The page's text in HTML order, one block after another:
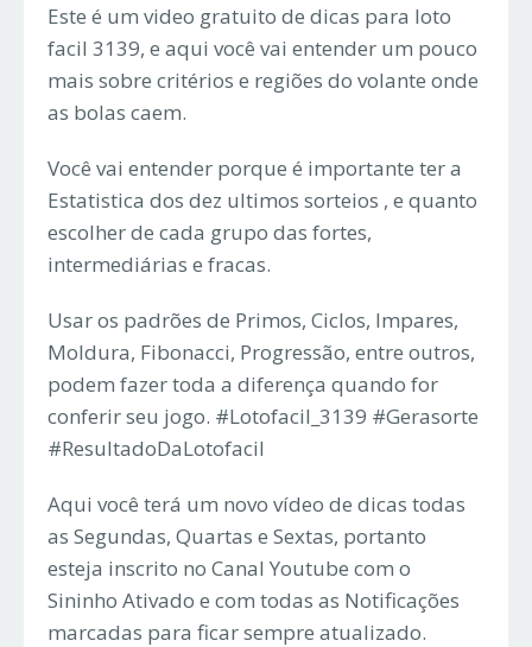
Este é um video gratuito de dicas para loto
facil 3139, e aqui você vai entender um pouco
mais sobre critérios e regiões do volante onde
as bolas caem.
Você vai entender porque é importante ter a
Estatistica dos dez ultimos sorteios , e quanto
escolher de cada grupo das fortes,
intermediárias e fracas.
Usar os padrões de Primos, Ciclos, Impares,
Moldura, Fibonacci, Progressão, entre outros,
podem fazer toda a diferença quando for
conferir seu jogo. #Lotofacil_3139 #Gerasorte
#ResultadoDaLotofacil
Aqui você terá um novo vídeo de dicas todas
as Segundas, Quartas e Sextas, portanto
esteja inscrito no Canal Youtube com o
Sininho Ativado e com todas as Notificações
marcadas para ficar sempre atualizado.